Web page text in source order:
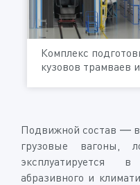
Комплекс
кузовов трамваев
Подвижной состав —
грузовые вагоны,
эксплуатируется
абразивного и